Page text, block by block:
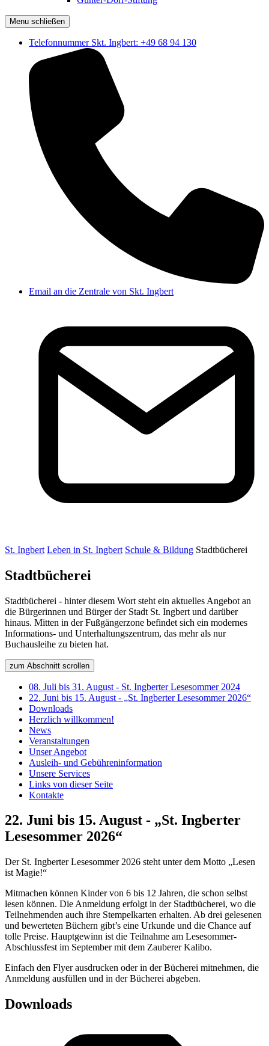
Menu schließen
Telefonnummer Skt. Ingbert: +49 68 94 130
Email an die Zentrale von Skt. Ingbert
St. Ingbert Leben in St. Ingbert Schule & Bildung Stadtbücherei
Stadtbücherei
Stadtbücherei - hinter diesem Wort steht ein aktuelles Angebot an
die Bürgerinnen und Bürger der Stadt St. Ingbert und darüber
hinaus. Mitten in der Fußgängerzone befindet sich ein modernes
Informations- und Unterhaltungszentrum, das mehr als nur
Buchausleihe zu bieten hat.
zum Abschnitt scrollen
08. Juli bis 31. August - St. Ingberter Lesesommer 2024
22. Juni bis 15. August - „St. Ingberter Lesesommer 2026“
Downloads
Herzlich willkommen!
News
Veranstaltungen
Unser Angebot
Ausleih- und Gebühreninformation
Unsere Services
Links von dieser Seite
Kontakte
22. Juni bis 15. August - „St. Ingberter
Lesesommer 2026“
Der St. Ingberter Lesesommer 2026 steht unter dem Motto „Lesen
ist Magie!“
Mitmachen können Kinder von 6 bis 12 Jahren, die schon selbst
lesen können. Die Anmeldung erfolgt in der Stadtbücherei, wo die
Teilnehmenden auch ihre Stempelkarten erhalten. Ab drei gelesenen
und bewerteten Büchern gibt’s eine Urkunde und die Chance auf
tolle Preise. Hauptgewinn ist die Teilnahme am Lesesommer-
Abschlussfest im September mit dem Zauberer Kalibo.
Einfach den Flyer ausdrucken oder in der Bücherei mitnehmen, die
Anmeldung ausfüllen und in der Bücherei abgeben.
Downloads